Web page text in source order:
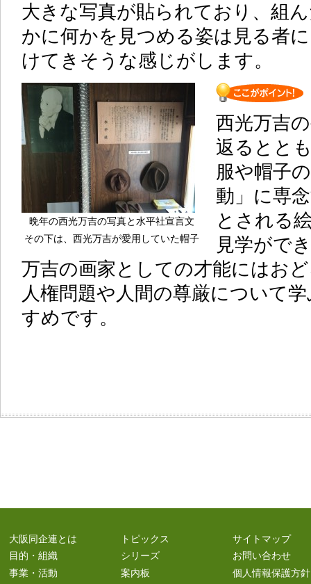
大きな写真が貼られており、組
かに何かを見つめる姿は見る者
けてきそうな感じがします。
晩年の西光万吉の写真と水平社宣言文
その下は、西光万吉が愛用していた帽子
西光万吉
返るとと
服や帽子
動」に専
とされる
見学がで
万吉の画家としての才能にはお
人権問題や人間の尊厳について
すめです。
大阪同企連とは
目的・組織
事業・活動
トピックス
シリーズ
案内板
サイトマップ
お問い合わせ
個人情報保護方針